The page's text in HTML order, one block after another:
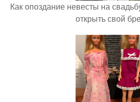
Как опоздание невесты на
открыть свой